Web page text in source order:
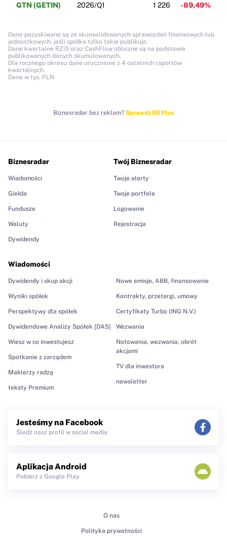
GTN (GETIN) 2026/Q1 1 226 -89,49%
Dane pozyskiwane są ze skonsolidowanych sprawozdań finansowych lub
jednostkowych, jeśli spółka tylko takie publikuje.
Dane kwartalne RZiS oraz CashFlow obliczne są na podstawie
publikowanych danych skumulowanych.
Dla rocznego okresu dane urocznione z 4 ostatnich raportów
kwartalnych.
Dane w tys. PLN
Biznesradar bez reklam? Sprawdź BR Plus
Biznesradar
Wiadomości
Giełda
Fundusze
Waluty
Dywidendy
Wiadomości
Dywidendy i skup akcji
Wyniki spółek
Perspektywy dla spółek
Dywidendowe Analizy Spółek [DAS]
Wiesz w co inwestujesz
Spotkanie z zarządem
Maklerzy radzą
teksty Premium
Nowe emisje, ABB, finansowanie
Kontrakty, przetargi, umowy
Certyfikaty Turbo (ING N.V.)
Wezwania
Notowania, wezwania, obrót
akcjami
TV dla inwestora
newsletter
Twój Biznesradar
Twoje alerty
Twoje portfele
Logowanie
Rejestracja
Jesteśmy na Facebook
Śledź nasz profil w social media
Aplikacja Android
Pobierz z Google Play
O nas
Polityka prywatności